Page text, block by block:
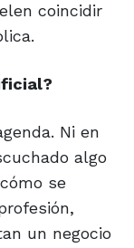
coincidir
Ni en
algo
se
un negocio